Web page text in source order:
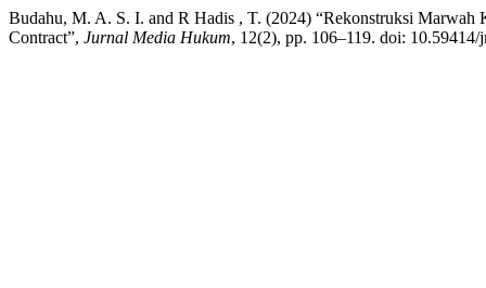
Budahu, M. A. S. I. and R Hadis , T. (2024) “Rekonstruksi Marwah
Contract”, Jurnal Media Hukum, 12(2), pp. 106–119. doi: